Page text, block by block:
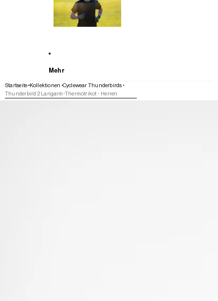
Mehr
Startseite Kollektionen Cyclewear Thunderbirds
Thunderbird 2 Langarm-Thermotrikot - Herren
WEITER ZU DEN PRODUKTINFORMATIONEN